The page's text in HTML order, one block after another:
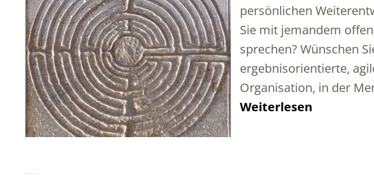
persönlichen
Sie mit jemandem
sprechen? Wünschen
ergebnisorientierte,
Organisation, in der
Weiterlesen